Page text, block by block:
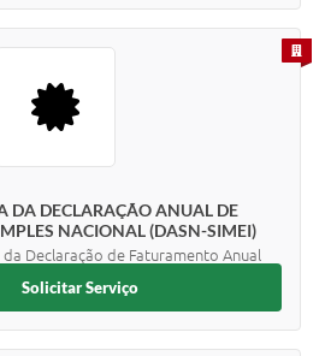
DA DECLARAÇÃO ANUAL DE
NACIONAL (DASN-SIMEI)
Declaração de Faturamento Anual
PARA
Solicitar Serviço